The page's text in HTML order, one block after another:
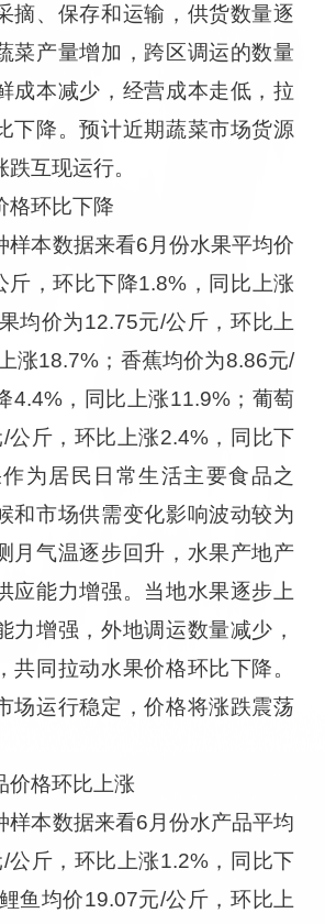
摘、保存和运输，供货数量逐
菜产量增加，跨区调运的数量
成本减少，经营成本走低，拉
下降。预计近期蔬菜市场货源
涨跌互现运行。
格环比下降
样本数据来看6月份水果平均价
斤，环比下降1.8%，同比上涨
均价为12.75元/公斤，环比上
涨18.7%；香蕉均价为8.86元/
4.4%，同比上涨11.9%；葡萄
公斤，环比上涨2.4%，同比下
为居民日常生活主要食品之
和市场供需变化影响波动较为
月气温逐步回升，水果产地产
应能力增强。当地水果逐步上
力增强，外地调运数量减少，
共同拉动水果价格环比下降。
场运行稳定，价格将涨跌震荡
价格环比上涨
样本数据来看6月份水产品平均
公斤，环比上涨1.2%，同比下
鱼均价19.07元/公斤，环比上